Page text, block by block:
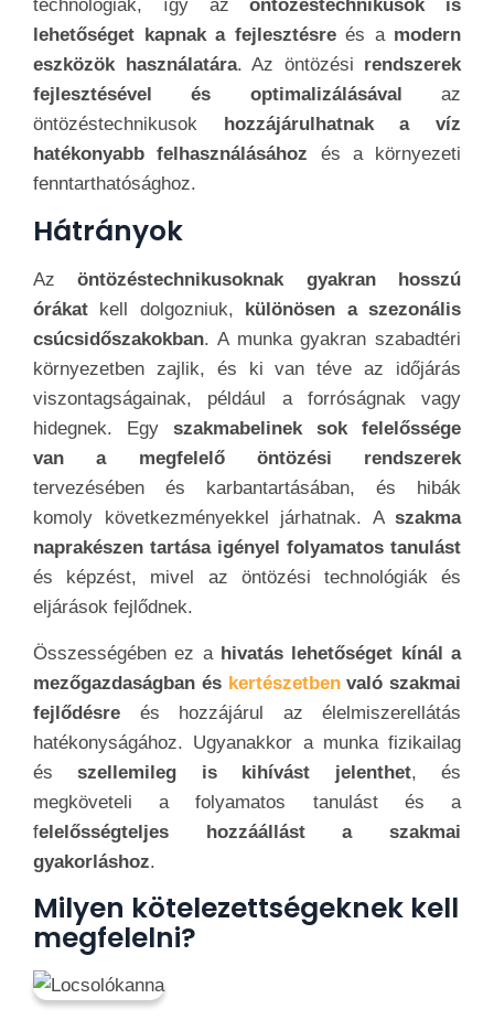
technológiák, így azöntözéstechnikusok is
lehetőséget kapnak a fejlesztésreés amodern
eszközök használatára. Az öntözési rendszerek
fejlesztésével és optimalizálásával az
öntözéstechnikusok hozzájárulhatnak a víz
hatékonyabb felhasználásához és a környezeti
fenntarthatósághoz.
Hátrányok
Azöntözéstechnikusoknak gyakran hosszú
órákat kell dolgozniuk, különösen a szezonális
csúcsidőszakokban. A munka gyakran szabadtéri
környezetben zajlik, és ki van téve az időjárás
viszontagságainak, például a forróságnak vagy
hidegnek. Egy szakmabelinek sok felelőssége
van a megfelelő öntözési rendszerek
tervezésében és karbantartásában, és hibák
komoly következményekkel járhatnak. A szakma
naprakészen tartása igényel folyamatos tanulást
és képzést, mivel az öntözési technológiák és
eljárások fejlődnek.
Összességében ez a hivatás lehetőséget kínál a
mezőgazdaságban és kertészetbenvaló szakmai
fejlődésre és hozzájárul az élelmiszerellátás
hatékonyságához. Ugyanakkor a munka fizikailag
ésszellemileg is kihívást jelenthet, és
megköveteli a folyamatos tanulást és a
felelősségteljes hozzáállást a szakmai
gyakorláshoz.
Milyen kötelezettségeknek kell
megfelelni?